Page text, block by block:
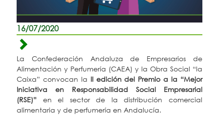
16/07/2020
La Confederación Andaluza de Empresarios de
Alimentación y Perfumería (CAEA) y la Obra Social “la
Caixa” convocan la II edición del Premio a la “Mejor
Iniciativa en Responsabilidad Social Empresarial
(RSE)” en el sector de la distribución comercial
alimentaria y de perfumería en Andalucía.